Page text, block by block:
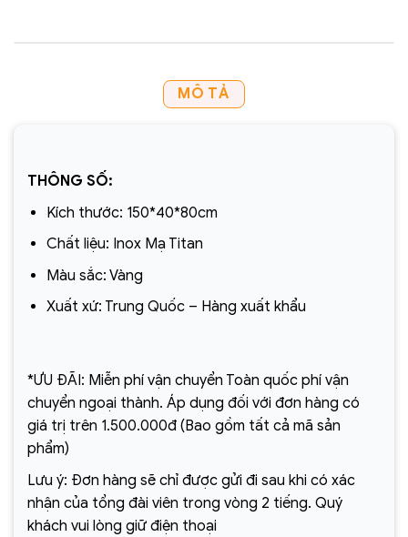
MÔ TẢ
THÔNG SỐ:
Kích thước: 150*40*80cm
Chất liệu: Inox Mạ Titan
Màu sắc: Vàng
Xuất xứ: Trung Quốc – Hàng xuất khẩu
*ƯU ĐÃI: Miễn phí vận chuyển Toàn quốc phí vận
chuyển ngoại thành. Áp dụng đối với đơn hàng có
giá trị trên 1.500.000đ (Bao gồm tất cả mã sản
phẩm)
Lưu ý: Đơn hàng sẽ chỉ được gửi đi sau khi có xác
nhận của tổng đài viên trong vòng 2 tiếng. Quý
khách vui lòng giữ điện thoại